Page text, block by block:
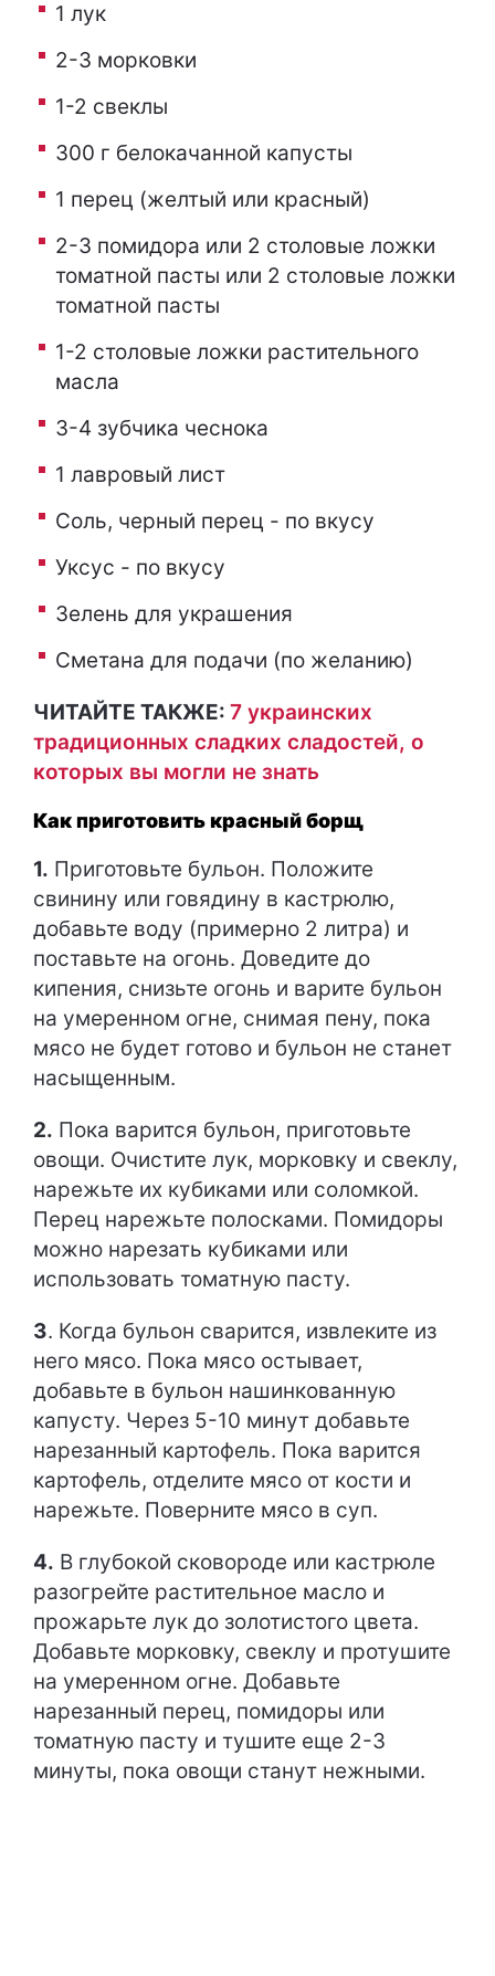
1 лук
2-3 морковки
1-2 свеклы
300 г белокачанной капусты
1 перец (желтый или красный)
2-3 помидора или 2 столовые ложки
томатной пасты или 2 столовые ложки
томатной пасты
1-2 столовые ложки растительного
масла
3-4 зубчика чеснока
1 лавровый лист
Соль, черный перец - по вкусу
Уксус - по вкусу
Зелень для украшения
Сметана для подачи (по желанию)
ЧИТАЙТЕ ТАКЖЕ: 7 украинских
традиционных сладких сладостей, о
которых вы могли не знать
Как приготовить красный борщ
1. Приготовьте бульон. Положите
свинину или говядину в кастрюлю,
добавьте воду (примерно 2 литра) и
поставьте на огонь. Доведите до
кипения, снизьте огонь и варите бульон
на умеренном огне, снимая пену, пока
мясо не будет готово и бульон не станет
насыщенным.
2. Пока варится бульон, приготовьте
овощи. Очистите лук, морковку и свеклу,
нарежьте их кубиками или соломкой.
Перец нарежьте полосками. Помидоры
можно нарезать кубиками или
использовать томатную пасту.
3. Когда бульон сварится, извлеките из
него мясо. Пока мясо остывает,
добавьте в бульон нашинкованную
капусту. Через 5-10 минут добавьте
нарезанный картофель. Пока варится
картофель, отделите мясо от кости и
нарежьте. Поверните мясо в суп.
4. В глубокой сковороде или кастрюле
разогрейте растительное масло и
прожарьте лук до золотистого цвета.
Добавьте морковку, свеклу и протушите
на умеренном огне. Добавьте
нарезанный перец, помидоры или
томатную пасту и тушите еще 2-3
минуты, пока овощи станут нежными.